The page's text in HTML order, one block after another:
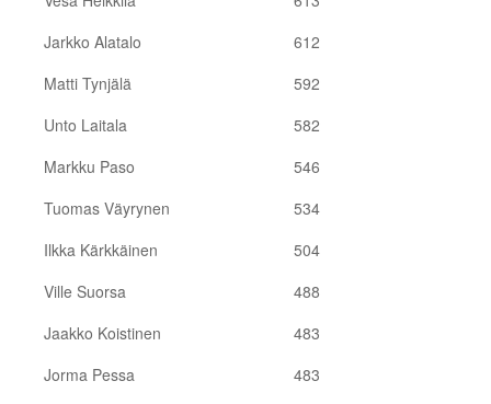
Jarkko Alatalo
612
Matti Tynjälä
592
Unto Laitala
582
Markku Paso
546
Tuomas Väyrynen
534
Ilkka Kärkkäinen
504
Ville Suorsa
488
Jaakko Koistinen
483
Jorma Pessa
483